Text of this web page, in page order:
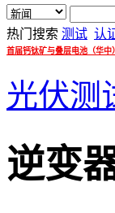
热门搜索 测试 认
首届钙钛矿与叠层电池（华中
光伏测
逆变